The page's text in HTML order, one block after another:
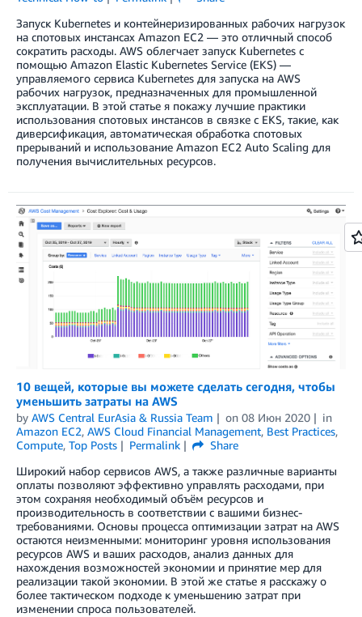
Запуск Kubernetes и контейнеризированных рабочих нагрузок
на спотовых инстансах Amazon EC2 — это отличный способ
сократить расходы. AWS облегчает запуск Kubernetes с
помощью Amazon Elastic Kubernetes Service (EKS) —
управляемого сервиса Kubernetes для запуска на AWS
рабочих нагрузок, предназначенных для промышленной
эксплуатации. В этой статье я покажу лучшие практики
использования спотовых инстансов в связке с EKS, такие, как
диверсификация, автоматическая обработка спотовых
прерываний и использование Amazon EC2 Auto Scaling для
получения вычислительных ресурсов.
10 вещей, которые вы можете сделать сегодня, чтобы
уменьшить затраты на AWS
by AWS Central EurAsia & Russia Team on 08 Июн 2020
in
Amazon EC2, AWS Cloud Financial Management, Best Practices,
Compute, Top Posts Permalink
Share
Широкий набор сервисов AWS, а также различные варианты
оплаты позволяют эффективно управлять расходами, при
этом сохраняя необходимый объём ресурсов и
производительность в соответствии с вашими бизнес-
требованиями. Основы процесса оптимизации затрат на AWS
остаются неизменными: мониторинг уровня использования
ресурсов AWS и ваших расходов, анализ данных для
нахождения возможностей экономии и принятие мер для
реализации такой экономии. В этой же статье я расскажу о
более тактическом подходе к уменьшению затрат при
изменении спроса пользователей.